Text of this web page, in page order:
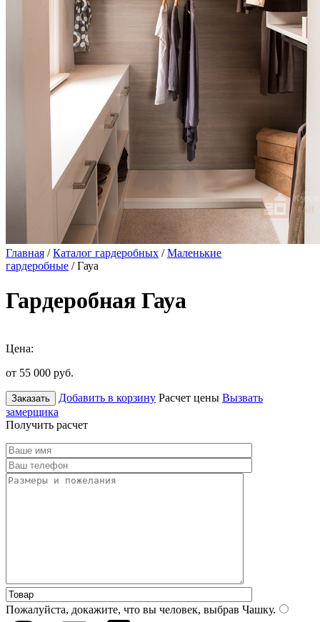
Главная /Каталог гардеробных /Маленькие
гардеробные / Гауа
Гардеробная Гауа
Цена:
от 55 000 руб.
Заказать Добавить в корзину Расчет цены Вызвать
замерщика
Получить расчет
Пожалуйста, докажите, что вы человек, выбрав Чашку.